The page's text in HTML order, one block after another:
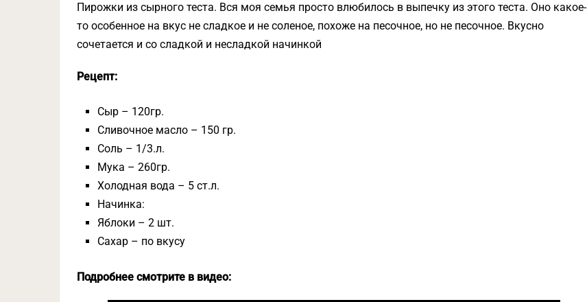
Пирожки из сырного теста. Вся моя семья просто влюбилось в выпечку из этого теста. Оно какое-
то особенное на вкус не сладкое и не соленое, похоже на песочное, но не песочное. Вкусно
сочетается и со сладкой и несладкой начинкой
Рецепт:
Сыр – 120гр.
Сливочное масло – 150 гр.
Соль – 1/3.л.
Мука – 260гр.
Холодная вода – 5 ст.л.
Начинка:
Яблоки – 2 шт.
Сахар – по вкусу
Подробнее смотрите в видео: